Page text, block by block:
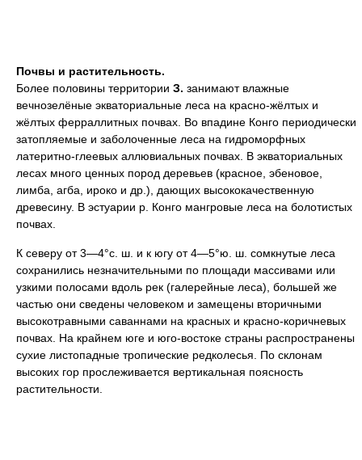
Почвы и растительность.
Более половины территории З. занимают влажные
вечнозелёные экваториальные леса на красно-жёлтых и
жёлтых ферраллитных почвах. Во впадине Конго периодически
затопляемые и заболоченные леса на гидроморфных
латеритно-глеевых аллювиальных почвах. В экваториальных
лесах много ценных пород деревьев (красное, эбеновое,
лимба, агба, ироко и др.), дающих высококачественную
древесину. В эстуарии р. Конго мангровые леса на болотистых
почвах.
К северу от 3—4°с. ш. и к югу от 4—5°ю. ш. сомкнутые леса
сохранились незначительными по площади массивами или
узкими полосами вдоль рек (галерейные леса), большей же
частью они сведены человеком и замещены вторичными
высокотравными саваннами на красных и красно-коричневых
почвах. На крайнем юге и юго-востоке страны распространены
сухие листопадные тропические редколесья. По склонам
высоких гор прослеживается вертикальная поясность
растительности.